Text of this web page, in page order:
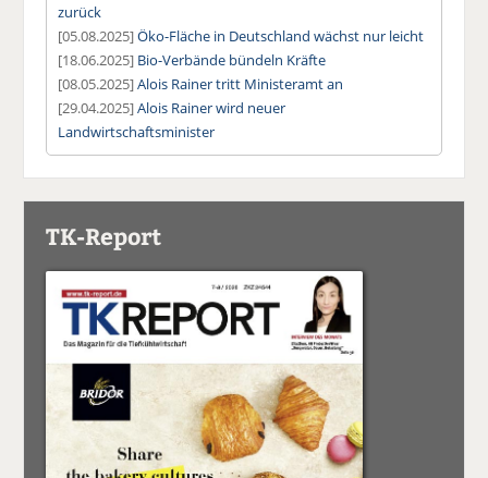
zurück
[05.08.2025]Öko-Fläche in Deutschland wächst nur leicht
[18.06.2025] Bio-Verbände bündeln Kräfte
[08.05.2025]Alois Rainer tritt Ministeramt an
[29.04.2025]Alois Rainer wird neuer
Landwirtschaftsminister
TK-Report